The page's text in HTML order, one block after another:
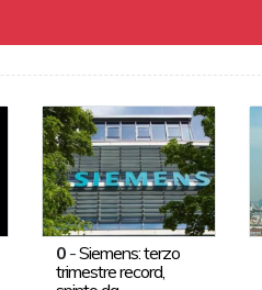
0-Siemens: terzo
trimestre record,